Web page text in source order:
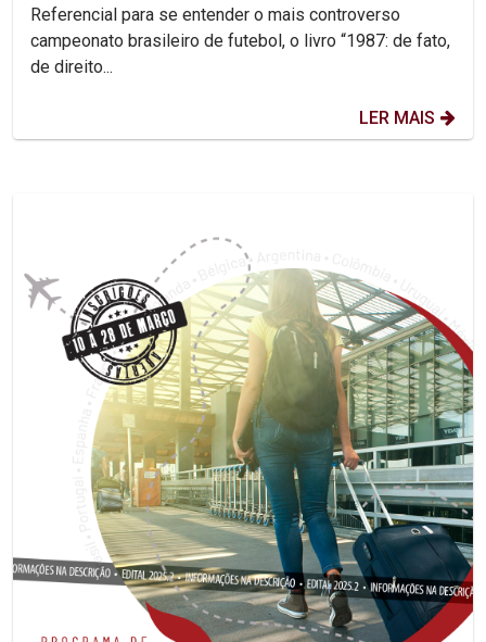
Referencial para se entender o mais controverso
campeonato brasileiro de futebol, o livro “1987: de fato,
de direito...
LER MAIS